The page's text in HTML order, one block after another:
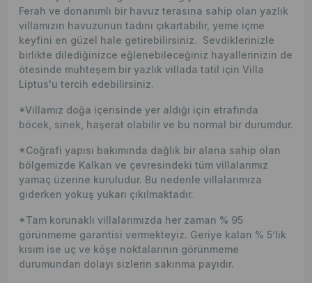
Ferah ve donanımlı bir havuz terasına sahip olan yazlık
villamızın havuzunun tadını çıkartabilir, yeme içme
keyfini en güzel hale getirebilirsiniz. Sevdiklerinizle
birlikte dilediğinizce eğlenebileceğiniz hayallerinizin de
ötesinde muhteşem bir yazlık villada tatil için Villa
Liptus'u tercih edebilirsiniz.
*Villamız doğa içerisinde yer aldığı için etrafında
böcek, sinek, haşerat olabilir ve bu normal bir durumdur.
*Coğrafi yapısı bakımında dağlık bir alana sahip olan
bölgemizde Kalkan ve çevresindeki tüm villalarımız
yamaç üzerine kuruludur. Bu nedenle villalarımıza
giderken yokuş yukarı çıkılmaktadır.
*Tam korunaklı villalarımızda her zaman % 95
görünmeme garantisi vermekteyiz. Geriye kalan % 5’lik
kısım ise uç ve köşe noktalarının görünmeme
durumundan dolayı sizlerin sakınma payıdır.